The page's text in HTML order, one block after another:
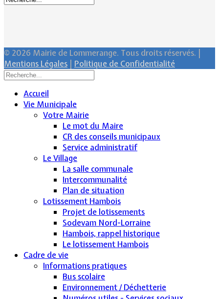
© 2026 Mairie de Lommerange. Tous droits réservés. |
Mentions Légales
Politique de Confidentialité
Accueil
Vie Municipale
Votre Mairie
Le mot du Maire
CR des conseils municipaux
Service administratif
Le Village
La salle communale
Intercommunalité
Plan de situation
Lotissement Hambois
Projet de lotissements
Sodevam Nord-Lorraine
Hambois, rappel historique
Le lotissement Hambois
Cadre de vie
Informations pratiques
Bus scolaire
Environnement / Déchetterie